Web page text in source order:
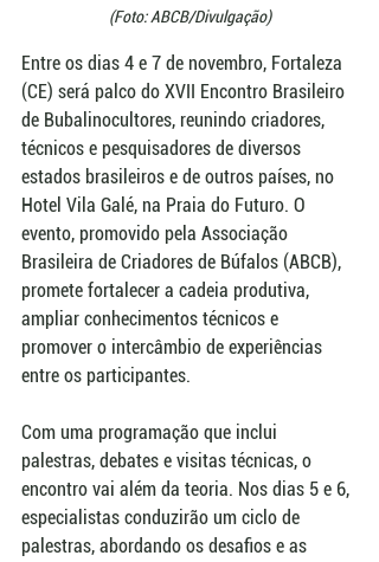
(Foto: ABCB/Divulgação)
Entre os dias 4 e 7 de novembro, Fortaleza
(CE) será palco do XVII Encontro Brasileiro
de Bubalinocultores, reunindo criadores,
técnicos e pesquisadores de diversos
estados brasileiros e de outros países, no
Hotel Vila Galé, na Praia do Futuro. O
evento, promovido pela Associação
Brasileira de Criadores de Búfalos (ABCB),
promete fortalecer a cadeia produtiva,
ampliar conhecimentos técnicos e
promover o intercâmbio de experiências
entre os participantes.
Com uma programação que inclui
palestras, debates e visitas técnicas, o
encontro vai além da teoria. Nos dias 5 e 6,
especialistas conduzirão um ciclo de
palestras, abordando os desafios e as